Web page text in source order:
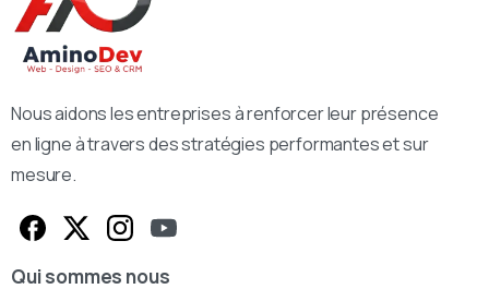
Nous aidons les entreprises à renforcer leur présence
en ligne à travers des stratégies performantes et sur
mesure.
Qui sommes nous